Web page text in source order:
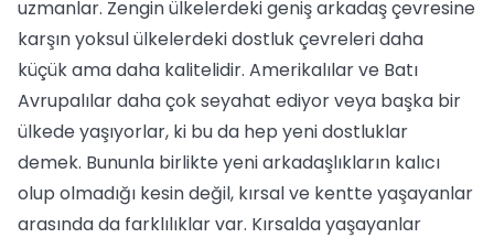
uzmanlar. Zengin ülkelerdeki geniş arkadaş çevresine
karşın yoksul ülkelerdeki dostluk çevreleri daha
küçük ama daha kalitelidir. Amerikalılar ve Batı
Avrupalılar daha çok seyahat ediyor veya başka bir
ülkede yaşıyorlar, ki bu da hep yeni dostluklar
demek. Bununla birlikte yeni arkadaşlıkların kalıcı
olup olmadığı kesin değil, kırsal ve kentte yaşayanlar
arasında da farklılıklar var. Kırsalda yaşayanlar